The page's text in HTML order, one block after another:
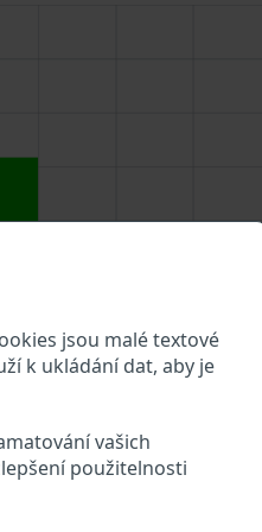
jsou malé textové
k ukládání dat, aby je
vašich
použitelnosti
jaké údaje o